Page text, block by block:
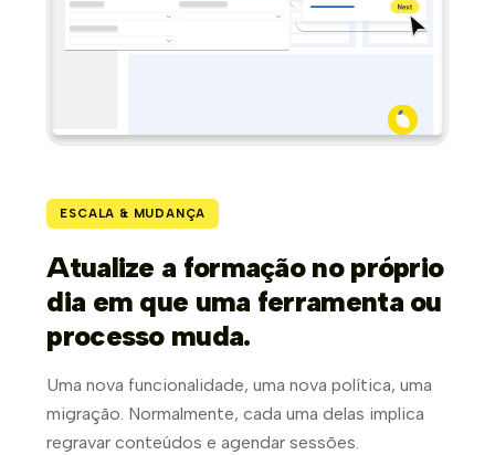
ESCALA & MUDANÇA
Atualize a formação no próprio
dia em que uma ferramenta ou
processo muda.
Uma nova funcionalidade, uma nova política, uma
migração. Normalmente, cada uma delas implica
regravar conteúdos e agendar sessões.